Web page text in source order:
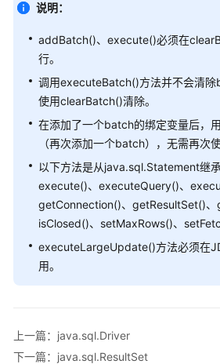
ChainedStreamBuilder
基
于
ODBC
开
于
libpq
发
于
Psycopg
说明：
addBatch()、execute()必须在
行。
调用executeBatch()方法并不会清
使用clearBatch()清除。
在添加了一个batch的绑定变量后，
（再次添加一个batch），无需再次
以下方法是从java.sql.Statement继
execute()、executeQuery()、
getConnection()、getResultSet()、
isClosed()、setMaxRows()、
executeLargeUpdate()方法必须在
用。
上一篇：java.sql.Driver
下一篇：java.sql.ResultSet